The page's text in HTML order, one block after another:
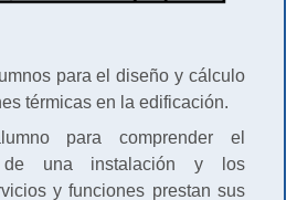
para el diseño y cálculo
térmicas en la edificación.
para comprender el
de una instalación y los
y funciones prestan sus